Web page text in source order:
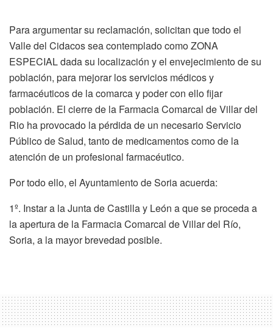
Para argumentar su reclamación, solicitan que todo el
Valle del Cidacos sea contemplado como ZONA
ESPECIAL dada su localización y el envejecimiento de su
población, para mejorar los servicios médicos y
farmacéuticos de la comarca y poder con ello fijar
población. El cierre de la Farmacia Comarcal de Villar del
Rio ha provocado la pérdida de un necesario Servicio
Público de Salud, tanto de medicamentos como de la
atención de un profesional farmacéutico.
Por todo ello, el Ayuntamiento de Soria acuerda:
1º. Instar a la Junta de Castilla y León a que se proceda a
la apertura de la Farmacia Comarcal de Villar del Río,
Soria, a la mayor brevedad posible.